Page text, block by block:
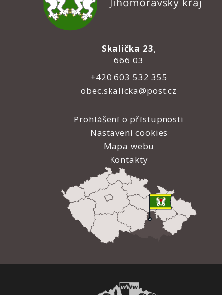
Skalička 23,
666 03
+420 603 532 355
obec.skalicka@post.cz
Prohlášení o přístupnosti
Nastavení cookies
Mapa webu
Kontakty